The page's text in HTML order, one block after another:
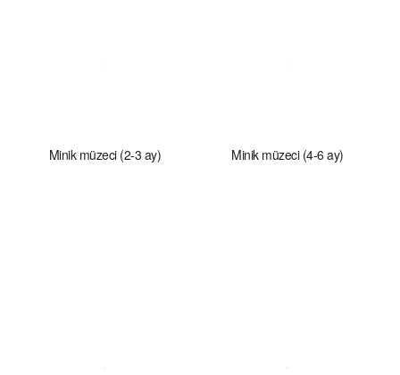
Minik müzeci (2-3 ay) Minik müzeci (4-6 ay)